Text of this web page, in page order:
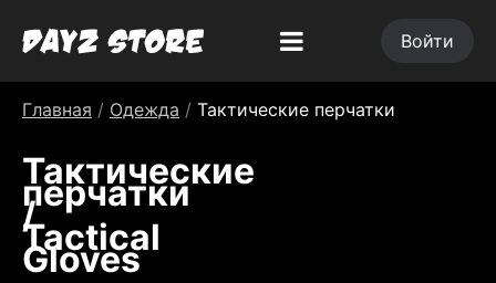
Войти
Главная / Одежда / Тактические перчатки
Тактические
перчатки
/
Tactical
Gloves